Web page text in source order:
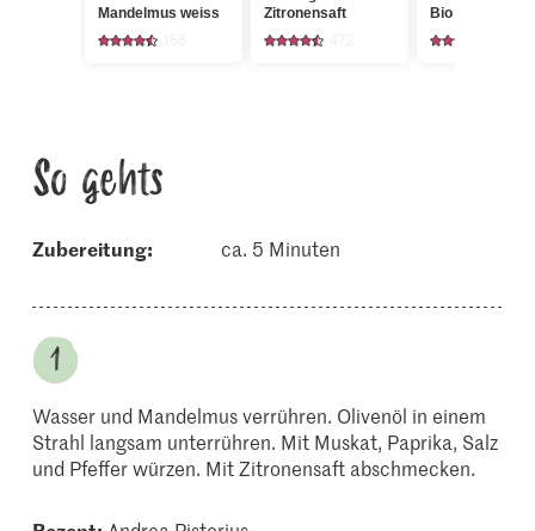
Mandelmus weiss
Zitronensaft
Bio Peterli glatt
So gehts
Zubereitung: ca. 5 Minuten
Wasser und Mandelmus verrühren. Olivenöl in einem
Strahl langsam unterrühren. Mit Muskat, Paprika, Salz
und Pfeffer würzen. Mit Zitronensaft abschmecken.